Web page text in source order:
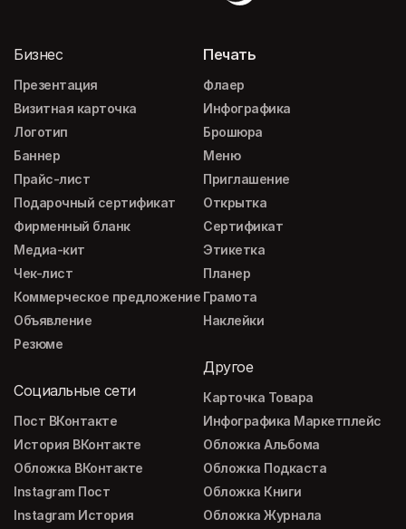
Бизнес
Презентация
Визитная карточка
Логотип
Баннер
Прайс-лист
Подарочный сертификат
Фирменный бланк
Медиа-кит
Чек-лист
Коммерческое предложение
Объявление
Резюме
Социальные сети
Пост ВКонтакте
История ВКонтакте
Обложка ВКонтакте
Instagram Пост
Instagram История
Печать
Флаер
Инфографика
Брошюра
Меню
Приглашение
Открытка
Сертификат
Этикетка
Планер
Грамота
Наклейки
Другое
Карточка Товара
Инфографика Маркетплейс
Обложка Альбома
Обложка Подкаста
Обложка Книги
Обложка Журнала